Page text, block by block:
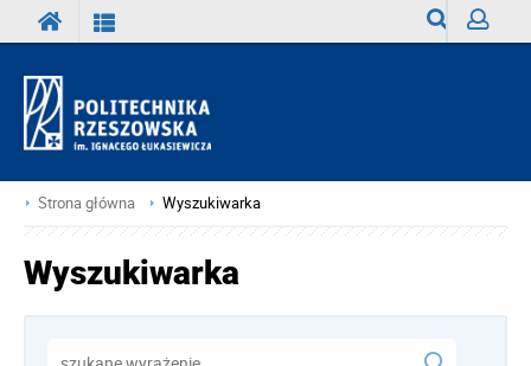
Strona główna Wyszukiwarka
Wyszukiwarka